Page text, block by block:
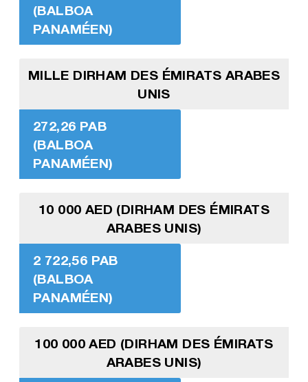
(BALBOA
PANAMÉEN)
MILLE DIRHAM DES ÉMIRATS ARABES
UNIS
272,26 PAB
(BALBOA
PANAMÉEN)
10 000 AED (DIRHAM DES ÉMIRATS
ARABES UNIS)
2 722,56 PAB
(BALBOA
PANAMÉEN)
100 000 AED (DIRHAM DES ÉMIRATS
ARABES UNIS)